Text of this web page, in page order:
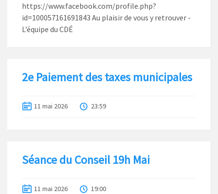
https://www.facebook.com/profile.php?
id=100057161691843 Au plaisir de vous y retrouver -
L’équipe du CDÉ
2e Paiement des taxes municipales
11 mai 2026 23:59
Séance du Conseil 19h Mai
11 mai 2026 19:00